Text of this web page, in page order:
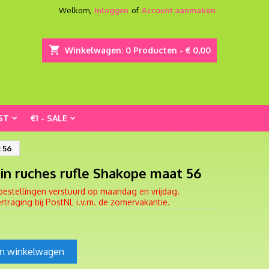
Welkom, Inloggen of Account aanmaken
shopping_cart Winkelwagen: 0 Producten - € 0,00
€1 - SALE
56
ruches rufle Shakope maat 56
verstuurd op maandag en vrijdag.
bij PostNL i.v.m. de zomervakantie.
winkelwagen